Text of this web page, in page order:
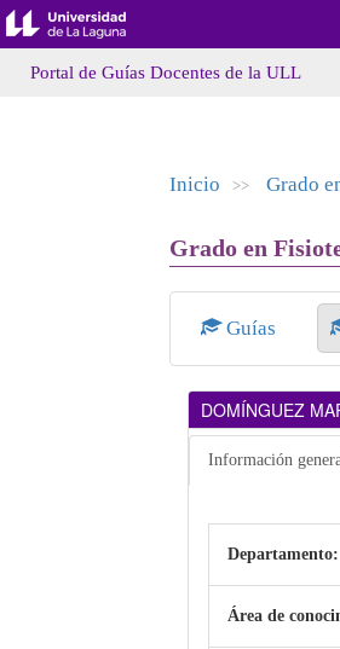
Portal de Guías Docentes de la ULL
Inicio >> Grado
Grado en
Guías
DOMÍNGUEZ
Información
Departamento:
Área de